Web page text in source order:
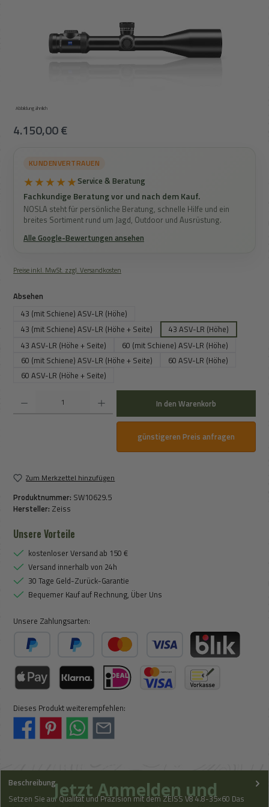
Abbildung ähnlich
Regulärer Preis:
4.150,00 €
KUNDENVERTRAUEN
★★★★★Service & Beratung
Fachkundige Beratung vor und nach dem Kauf.
NOSLA steht für persönliche Beratung, schnelle Hilfe und ein
breites Sortiment rund um Jagd, Outdoor und Ausrüstung.
Alle Google-Bewertungen ansehen
Preise inkl. MwSt. zzgl. Versandkosten
Absehen
43 (mit Schiene) ASV-LR (Höhe)
43 (mit Schiene) ASV-LR (Höhe + Seite)
43 ASV-LR (Höhe)
43 ASV-LR (Höhe + Seite)
60 (mit Schiene) ASV-LR (Höhe)
60 (mit Schiene) ASV-LR (Höhe + Seite)
60 ASV-LR (Höhe)
60 ASV-LR (Höhe + Seite)
In den Warenkorb
günstigeren Preis anfragen
Zum Merkzettel hinzufügen
Produktnummer: SW10629.5
Hersteller: Zeiss
Unsere Vorteile
kostenloser Versand ab 150 €
Versand innerhalb von 24h
30 Tage Geld-Zurück-Garantie
Bequemer Kauf auf Rechnung, Über Uns
Unsere Zahlungsarten:
Später BezahlenKredit- oder Debitkarte
Dieses Produkt weiterempfehlen:
Beschreibung
Setzen Sie auf Qualität und Präzision mit dem ZEISS V8 4.8-35×60 Das
Jetzt Anmelden und